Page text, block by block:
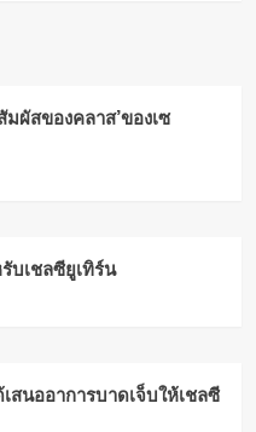
ผัสของคลาส’ของเซ
บเชลซียูเทิร์น
นออาการบาดเจ็บให้เชลซี